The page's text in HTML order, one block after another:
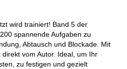
wird trainiert! Band 5 der
spannende Aufgaben zu
Abtausch und Blockade. Mit
vom Autor. Ideal, um Ihr
zu festigen und gezielt